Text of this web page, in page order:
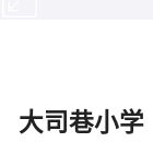
大司巷小学